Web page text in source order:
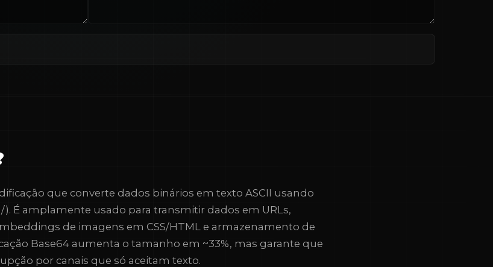
que converte dados binários em texto ASCII usando
/). É amplamente usado para transmitir dados em URLs,
de imagens em CSS/HTML e armazenamento de
Base64 aumenta o tamanho em ~33%, mas garante que
por canais que só aceitam texto.